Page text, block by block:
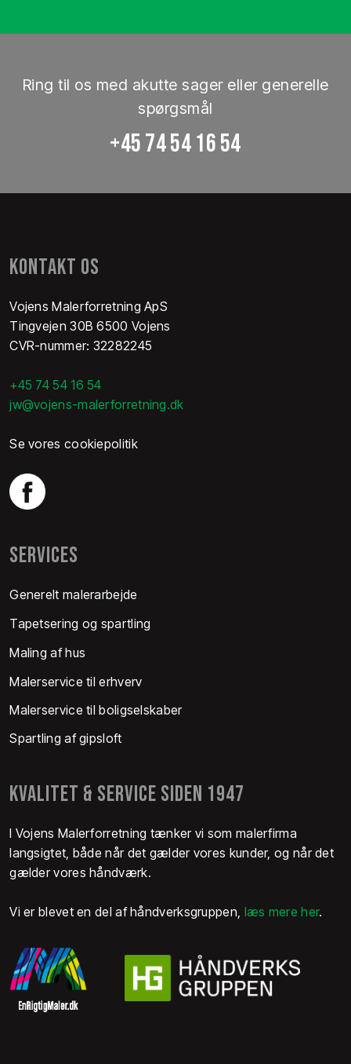
Ring til os med akutte sager eller generelle
spørgsmål
+45 74 54 16 54
​KONTAKT OS
Vojens Malerforretning ApS
Tingvejen 30B 6500 Vojens
CVR-nummer: 32282245
+45 74 54 16 54
jw@vojens-malerforretning.dk
Se vores cookiepolitik
SERVICES
Generelt malerarbejde
Tapetsering og spartling
Maling af hus
Malerservice til erhverv
Malerservice til boligselskaber
Spartling af gipsloft
KVALITET & SERVICE SIDEN 1947
I Vojens Malerforretning tænker vi som malerfirma
langsigtet, både når det gælder vores kunder, og når det
gælder vores håndværk.
Vi er blevet en del af håndverksgruppen, læs mere her.